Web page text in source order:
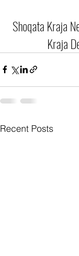
Shoqata Kraja
Kraja
Recent Posts